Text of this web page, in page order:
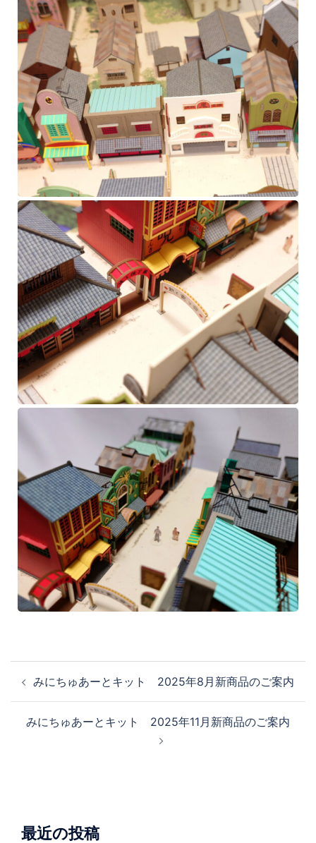
みにちゅあーとキット 2025年8月新商品のご案内
みにちゅあーとキット 2025年11月新商品のご案内
最近の投稿